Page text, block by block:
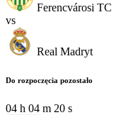
Ferencvárosi TC
vs
Real Madryt
Do rozpoczęcia pozostało
04 h 04 m 19 s